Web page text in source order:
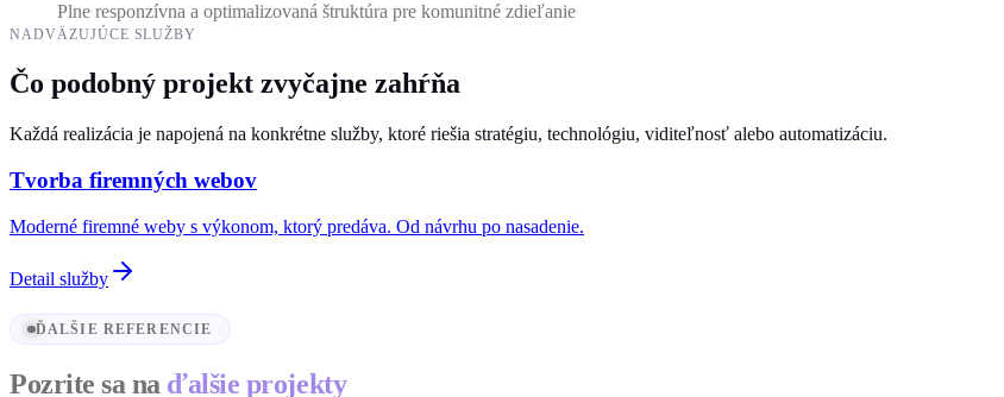
Plne responzívna a optimalizovaná štruktúra pre komunitné zdieľanie
NADVÄZUJÚCE SLUŽBY
Čo podobný projekt zvyčajne zahŕňa
Každá realizácia je napojená na konkrétne služby, ktoré riešia stratégiu, technológiu, viditeľnosť alebo automatizáciu.
Tvorba firemných webov
Moderné firemné weby s výkonom, ktorý predáva. Od návrhu po nasadenie.
Detail služby
ĎALŠIE REFERENCIE
Pozrite sa na ďalšie projekty